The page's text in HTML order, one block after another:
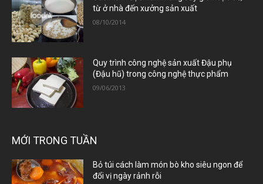
từ ở nhà đến xưởng sản xuất
08/10/2014
Quy trình công nghệ sản xuất Đậu phụ
(Đậu hũ) trong công nghệ thực phẩm
09/06/2013
MỚI TRONG TUẦN
Bỏ túi cách làm món bò kho siêu ngon để
đổi vị ngày rảnh rỗi